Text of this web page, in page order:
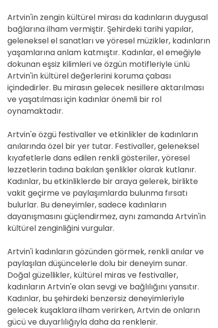
Artvin'in zengin kültürel mirası da kadınların duygusal
bağlarına ilham vermiştir. Şehirdeki tarihi yapılar,
geleneksel el sanatları ve yöresel müzikler, kadınların
yaşamlarına anlam katmıştır. Kadınlar, el emeğiyle
dokunan eşsiz kilimleri ve özgün motifleriyle ünlü
Artvin'in kültürel değerlerini koruma çabası
içindedirler. Bu mirasın gelecek nesillere aktarılması
ve yaşatılması için kadınlar önemli bir rol
oynamaktadır.
Artvin'e özgü festivaller ve etkinlikler de kadınların
anılarında özel bir yer tutar. Festivaller, geleneksel
kıyafetlerle dans edilen renkli gösteriler, yöresel
lezzetlerin tadına bakılan şenlikler olarak kutlanır.
Kadınlar, bu etkinliklerde bir araya gelerek, birlikte
vakit geçirme ve paylaşımlarda bulunma fırsatı
bulurlar. Bu deneyimler, sadece kadınların
dayanışmasını güçlendirmez, aynı zamanda Artvin'in
kültürel zenginliğini vurgular.
Artvin'i kadınların gözünden görmek, renkli anılar ve
paylaşılan düşüncelerle dolu bir deneyim sunar.
Doğal güzellikler, kültürel miras ve festivaller,
kadınların Artvin'e olan sevgi ve bağlılığını yansıtır.
Kadınlar, bu şehirdeki benzersiz deneyimleriyle
gelecek kuşaklara ilham verirken, Artvin de onların
gücü ve duyarlılığıyla daha da renklenir.